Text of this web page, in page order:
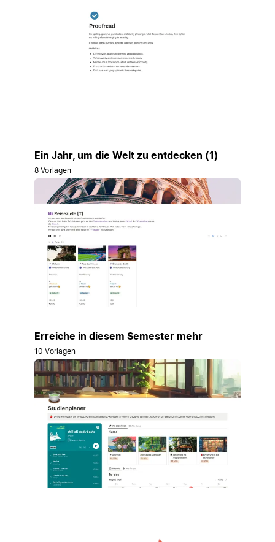
Ein Jahr, um die Welt zu entdecken (1)
8 Vorlagen
Erreiche in diesem Semester mehr
10 Vorlagen